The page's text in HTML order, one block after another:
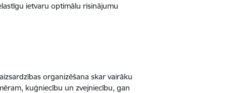
ietvaru optimālu risinājumu
organizēšana skar vairāku
kuģniecību un zvejniecību, gan